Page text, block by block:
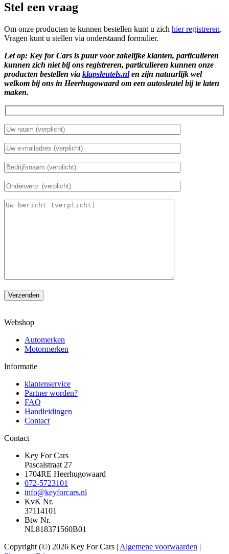
Stel een vraag
Om onze producten te kunnen bestellen kunt u zich hier registreren.
Vragen kunt u stellen via onderstaand formulier.
Let op: Key for Cars is puur voor zakelijke klanten, particulieren
kunnen zich niet bij ons registreren, particulieren kunnen onze
producten bestellen via klapsleutels.nlen zijn natuurlijk wel
welkom bij ons in Heerhugowaard om een autosleutel bij te laten
maken.
Verzenden
Webshop
Automerken
Motormerken
Informatie
klantenservice
Partner worden?
FAQ
Handleidingen
Contact
Contact
Key For Cars
Pascalstraat 27
1704RE Heerhugowaard
072-5723101
info@keyforcars.nl
KvK Nr.
37114101
Btw Nr.
NL818371560B01
Copyright (©) 2026 Key For Cars | Algemene voorwaarden |